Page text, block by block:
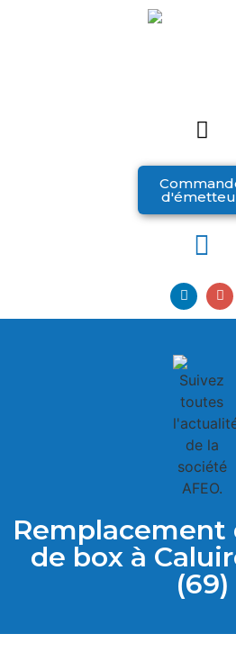
Remplacement
de box à
(69)